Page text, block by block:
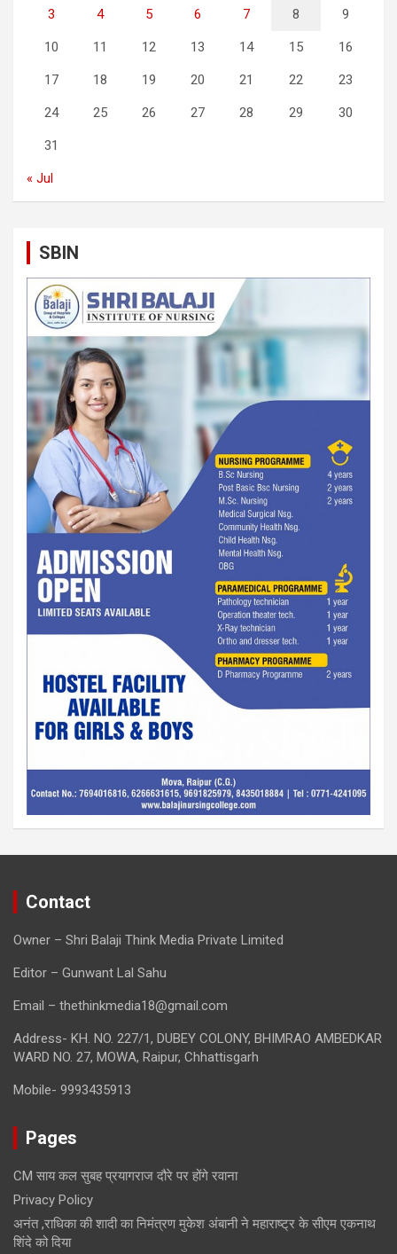
3 4 5 6 7 8 9
10 11 12 13 14 15 16
17 18 19 20 21 22 23
24 25 26 27 28 29 30
31
« Jul
SBIN
Contact
Owner – Shri Balaji Think Media Private Limited
Editor – Gunwant Lal Sahu
Email – thethinkmedia18@gmail.com
Address- KH. NO. 227/1, DUBEY COLONY, BHIMRAO AMBEDKAR
WARD NO. 27, MOWA, Raipur, Chhattisgarh
Mobile- 9993435913
Pages
CM साय कल सुबह प्रयागराज दौरे पर होंगे रवाना
Privacy Policy
अनंत ,राधिका की शादी का निमंत्रण मुकेश अंबानी ने महाराष्ट्र के सीएम एकनाथ
शिंदे को दिया